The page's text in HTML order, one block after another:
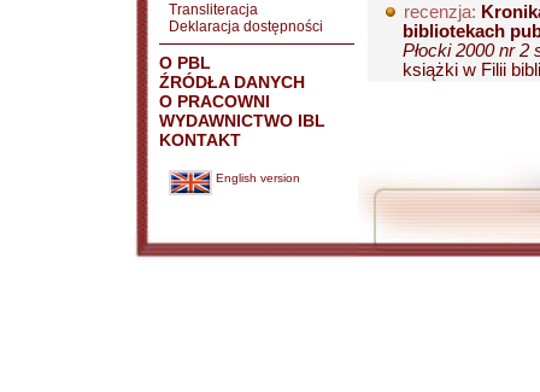
Transliteracja
Deklaracja dostępności
O PBL
ŹRÓDŁA DANYCH
O PRACOWNI
WYDAWNICTWO IBL
KONTAKT
English version
recenzja:
bibliotekach
Płocki 2000 nr 2
książki w Filii